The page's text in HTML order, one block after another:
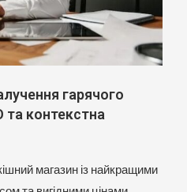
гарячого
та контекстна
магазин із найкращими